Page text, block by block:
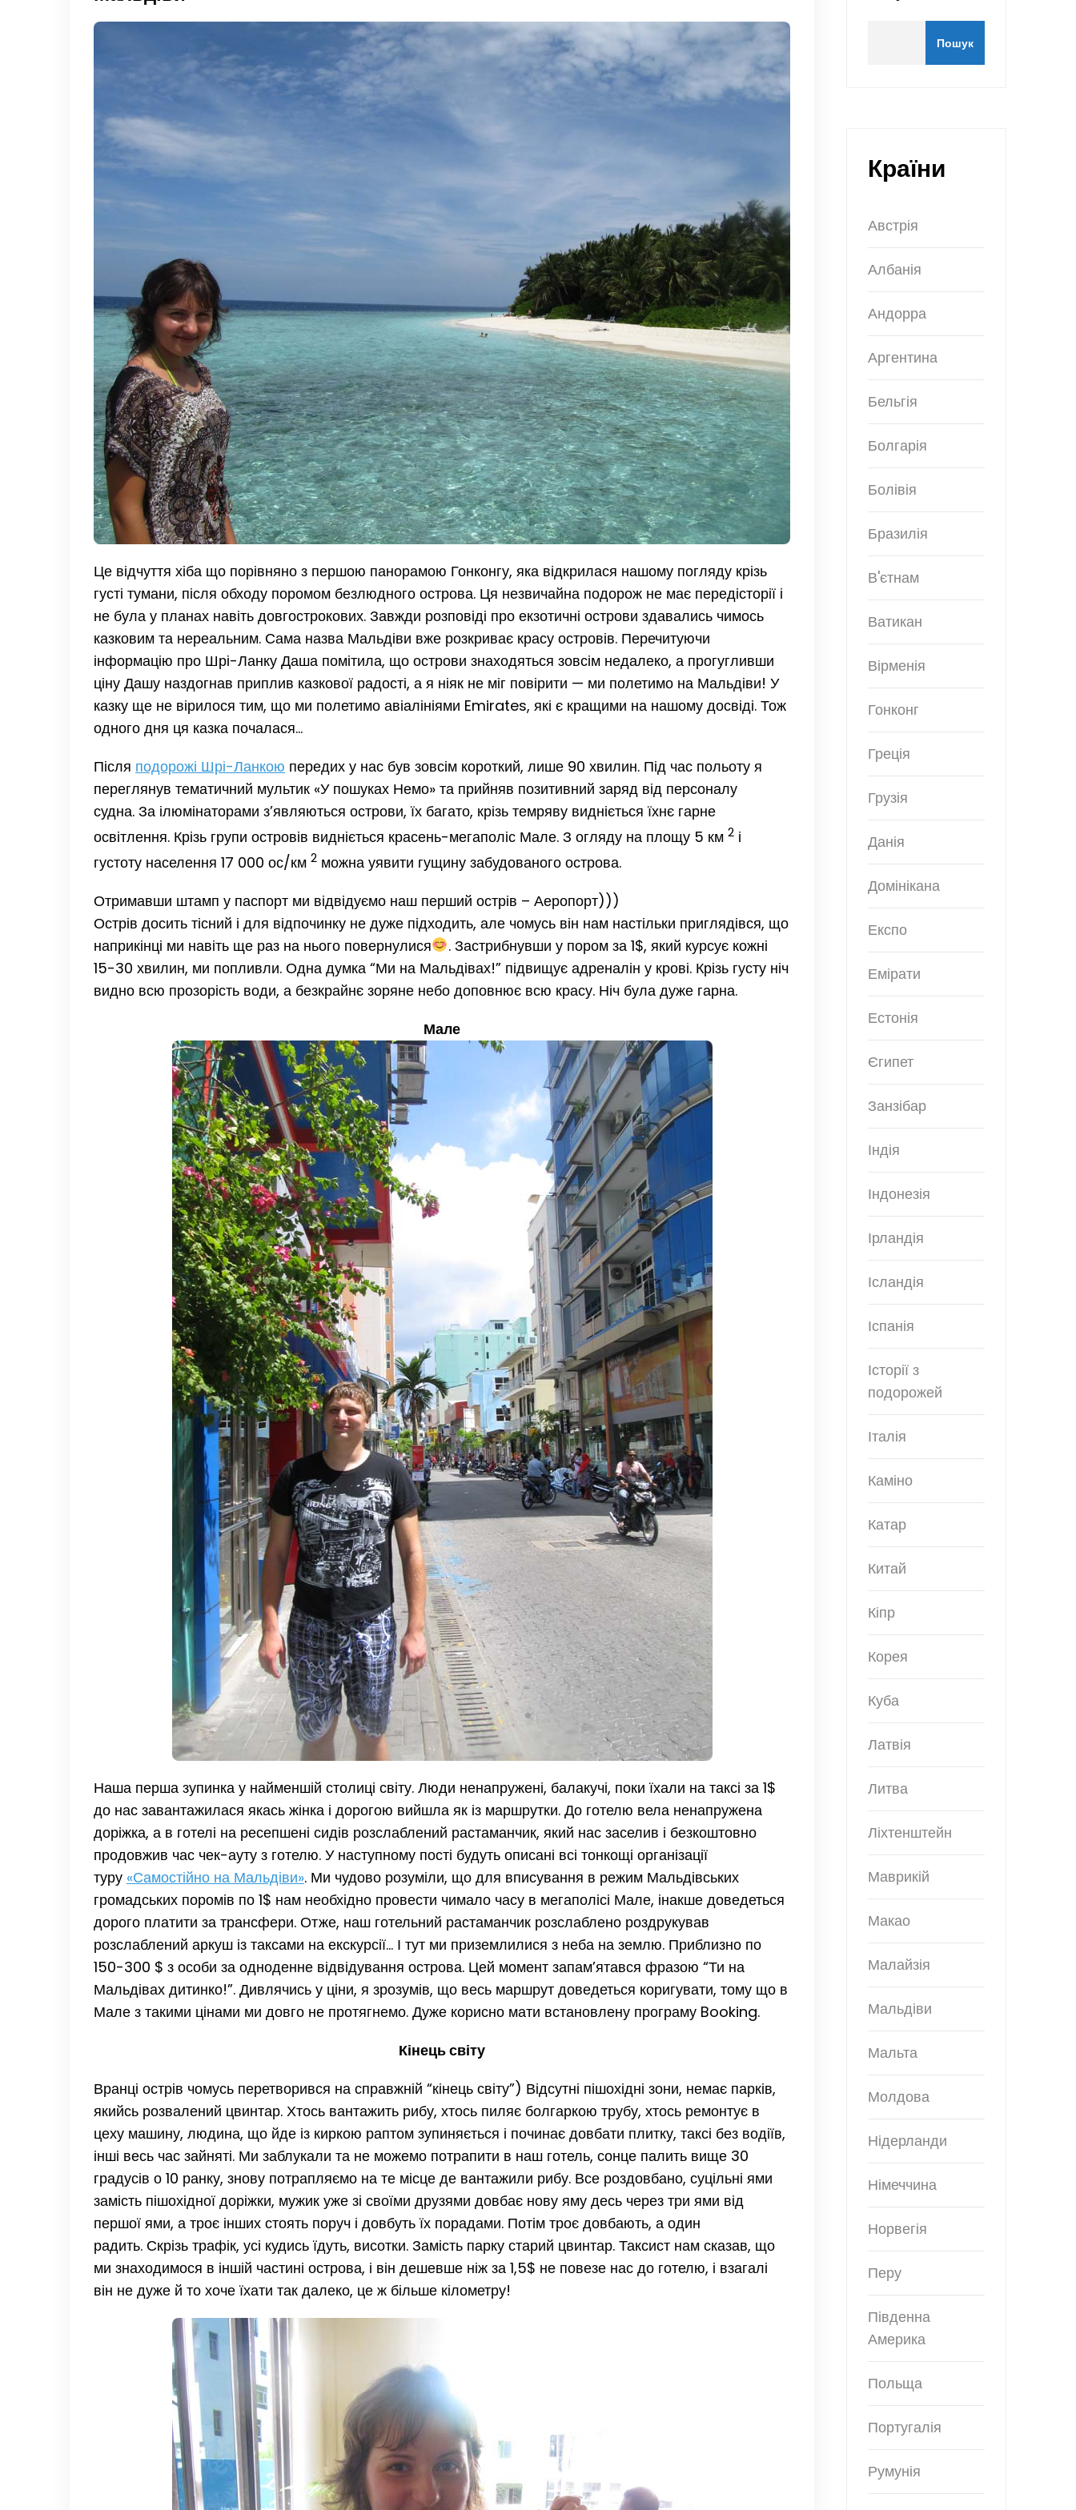
Це відчуття хіба що порівняно з першою панорамою Гонконгу, яка відкрилася нашому погляду крізь
густі тумани, після обходу поромом безлюдного острова. Ця незвичайна подорож не має передісторії і
не була у планах навіть довгострокових. Завжди розповіді про екзотичні острови здавались чимось
казковим та нереальним. Сама назва Мальдіви вже розкриває красу островів. Перечитуючи
інформацію про Шрі-Ланку Даша помітила, що острови знаходяться зовсім недалеко, а прогугливши
ціну Дашу наздогнав приплив казкової радості, а я ніяк не міг повірити — ми полетимо на Мальдіви! У
казку ще не вірилося тим, що ми полетимо авіалініями Emirates, які є кращими на нашому досвіді. Тож
одного дня ця казка почалася…
Після подорожі Шрі-Ланкою передих у нас був зовсім короткий, лише 90 хвилин. Під час польоту я
переглянув тематичний мультик «У пошуках Немо» та прийняв позитивний заряд від персоналу
судна. За ілюмінаторами з’являються острови, їх багато, крізь темряву видніється їхнє гарне
освітлення. Крізь групи островів видніється красень-мегаполіс Мале. З огляду на площу 5 км 2 і
густоту населення 17 000 ос/км 2 можна уявити гущину забудованого острова.
Отримавши штамп у паспорт ми відвідуємо наш перший острів – Аеропорт)))
Острів досить тісний і для відпочинку не дуже підходить, але чомусь він нам настільки приглядівся, що
наприкінці ми навіть ще раз на нього повернулися
. Застрибнувши у пором за 1$, який курсує кожні
15-30 хвилин, ми попливли. Одна думка “Ми на Мальдівах!” підвищує адреналін у крові. Крізь густу ніч
видно всю прозорість води, а безкрайнє зоряне небо доповнює всю красу. Ніч була дуже гарна.
Мале
Наша перша зупинка у найменшій столиці світу. Люди ненапружені, балакучі, поки їхали на таксі за 1$
до нас завантажилася якась жінка і дорогою вийшла як із маршрутки. До готелю вела ненапружена
доріжка, а в готелі на ресепшені сидів розслаблений растаманчик, який нас заселив і безкоштовно
продовжив час чек-ауту з готелю. У наступному пості будуть описані всі тонкощі організації
туру «Самостійно на Мальдіви». Ми чудово розуміли, що для вписування в режим Мальдівських
громадських поромів по 1$ нам необхідно провести чимало часу в мегаполісі Мале, інакше доведеться
дорого платити за трансфери. Отже, наш готельний растаманчик розслаблено роздрукував
розслаблений аркуш із таксами на екскурсії… І тут ми приземлилися з неба на землю. Приблизно по
150-300 $ з особи за одноденне відвідування острова. Цей момент запам’ятався фразою “Ти на
Мальдівах дитинко!”. Дивлячись у ціни, я зрозумів, що весь маршрут доведеться коригувати, тому що в
Мале з такими цінами ми довго не протягнемо. Дуже корисно мати встановлену програму Booking.
Кінець світу
Вранці острів чомусь перетворився на справжній “кінець світу”) Відсутні пішохідні зони, немає парків,
якийсь розвалений цвинтар. Хтось вантажить рибу, хтось пиляє болгаркою трубу, хтось ремонтує в
цеху машину, людина, що йде із киркою раптом зупиняється і починає довбати плитку, таксі без водіїв,
інші весь час зайняті. Ми заблукали та не можемо потрапити в наш готель, сонце палить вище 30
градусів о 10 ранку, знову потрапляємо на те місце де вантажили рибу. Все роздовбано, суцільні ями
замість пішохідної доріжки, мужик уже зі своїми друзями довбає нову яму десь через три ями від
першої ями, а троє інших стоять поруч і довбуть їх порадами. Потім троє довбають, а один
радить. Скрізь трафік, усі кудись їдуть, висотки. Замість парку старий цвинтар. Таксист нам сказав, що
ми знаходимося в іншій частині острова, і він дешевше ніж за 1,5$ не повезе нас до готелю, і взагалі
він не дуже й то хоче їхати так далеко, це ж більше кілометру!
Пошук
Країни
Австрія
Албанія
Андорра
Аргентина
Бельгія
Болгарія
Болівія
Бразилія
В'єтнам
Ватикан
Вірменія
Гонконг
Греція
Грузія
Данія
Домінікана
Експо
Емірати
Естонія
Єгипет
Занзібар
Індія
Індонезія
Ірландія
Ісландія
Іспанія
Історії з
подорожей
Італія
Каміно
Катар
Китай
Кіпр
Корея
Куба
Латвія
Литва
Ліхтенштейн
Маврикій
Макао
Малайзія
Мальдіви
Мальта
Молдова
Нідерланди
Німеччина
Норвегія
Перу
Південна
Америка
Польща
Португалія
Румунія